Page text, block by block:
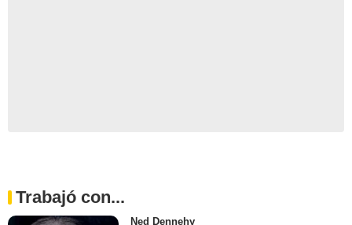
Trabajó con...
Ned Dennehy